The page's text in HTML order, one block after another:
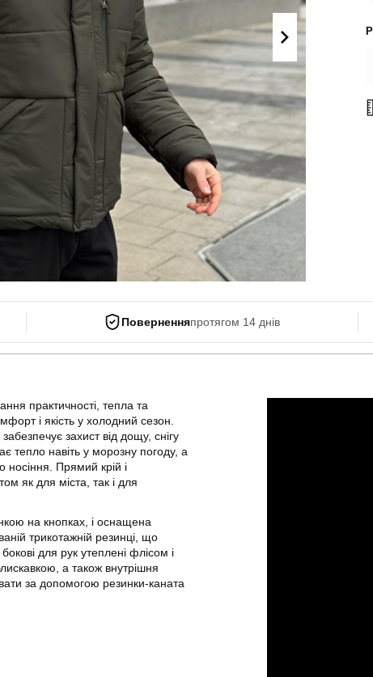
Літні комплекти
Комбінезони
Спортивні
костюми
Сорочки
Футболки
Майки
ХУДІ, СВІТШОТИ, СВЕТРИ
Кофти
Светри
Світшоти
Худі
Боді
Поверненняпротягом 14 днів
практичності, тепла та
і якість у холодний сезон.
захист від дощу, снігу
тепло навіть у морозну погоду, а
носіння. Прямий крій і
як для міста, так і для
на кнопках, і оснащена
трикотажній резинці, що
для рук утеплені флісом і
а також внутрішня
за допомогою резинки-каната